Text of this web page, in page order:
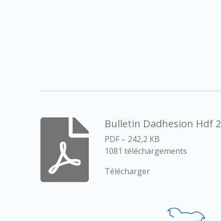
Bulletin Dadhesion Hdf
PDF – 242,2 KB
1081 téléchargements
Télécharger